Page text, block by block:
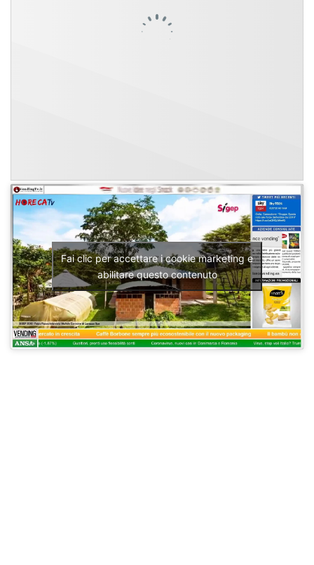
Fai clic per accettare i cookie marketing e
abilitare questo contenuto